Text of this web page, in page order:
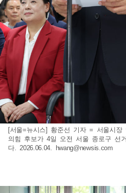
[서울=뉴시스] 황준선 기자 = 서울시장
의힘 후보가 4일 오전 서울 종로구 선
다. 2026.06.04.
hwang@newsis.com